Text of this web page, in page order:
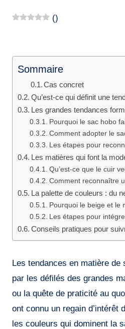
()
Sommaire
Cas concret
Qu’est-ce qui définit une
Les grandes tendances
Pourquoi le sac hobo
Comment adopter le
Les étapes pour
Les matières qui font la
Qu’est-ce que le cuir
Comment reconnaître
La palette de couleurs : du
Pourquoi le beige et le
Les étapes pour
Conseils pratiques pour
Les tendances en matière de sacs à main sont le reflet de l’évolution de la mode et de nos modes de vie. Elles sont influencées
par les défilés des grandes
ou la quête de praticité au
ont connu un regain
les couleurs qui dominent la